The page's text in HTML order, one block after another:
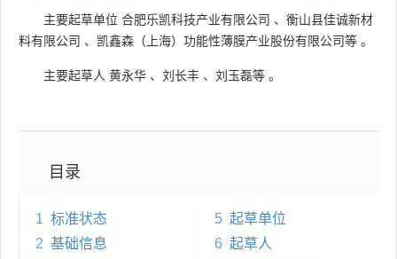
主要起草单位 合肥乐凯科技产业有限公司 、 衡山县佳诚新材
料有限公司 、 凯鑫森（上海）功能性薄膜产业股份有限公司等 。
主要起草人 黄永华 、 刘长丰 、 刘玉磊等 。
目录
1 标准状态
2 基础信息
5 起草单位
6 起草人